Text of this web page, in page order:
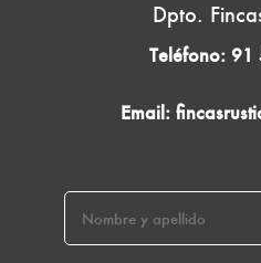
Dpto.
Teléfono: 91
Email: